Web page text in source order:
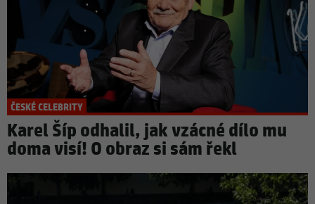
ČESKÉ CELEBRITY
Karel Šíp odhalil, jak vzácné dílo mu
doma visí! O obraz si sám řekl